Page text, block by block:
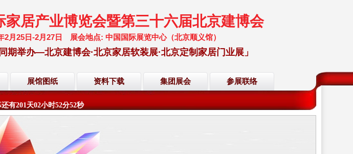
家居产业博览会暨第三十六届北京建博会
2月25日-2月27日 展会地点: 中国国际展览中心（北京顺义馆）
期举办—北京建博会·北京家居软装展·北京定制家居门业展」
展馆图纸 资料下载 集团展会 参展联络
际家居产业博览会·大会网站
还有201 天02 小时52 分 52秒
际家居产业博览会·大会网站
还有201天 秒